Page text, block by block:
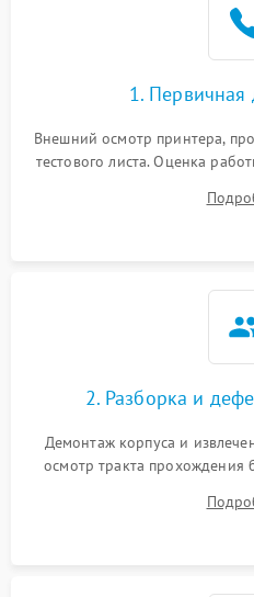
1. Первичная
Внешний осмотр принтера,
тестового листа. Оценка
выявление посторонних
дефектов печати
2. Разборка и
Демонтаж корпуса и
осмотр тракта прохождения
роликов захвата и узла
физического износа и